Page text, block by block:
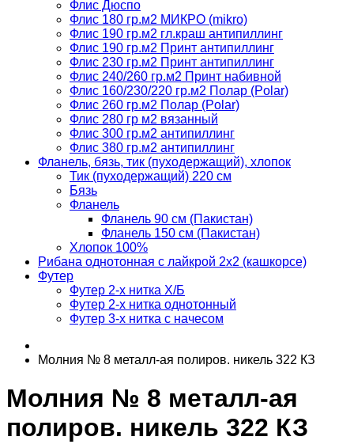
Флис Дюспо
Флис 180 гр.м2 МИКРО (mikro)
Флис 190 гр.м2 гл.краш антипиллинг
Флис 190 гр.м2 Принт антипиллинг
Флис 230 гр.м2 Принт антипиллинг
Флис 240/260 гр.м2 Принт набивной
Флис 160/230/220 гр.м2 Полар (Polar)
Флис 260 гр.м2 Полар (Polar)
Флис 280 гр м2 вязанный
Флис 300 гр.м2 антипиллинг
Флис 380 гр.м2 антипиллинг
Фланель, бязь, тик (пуходержащий), хлопок
Тик (пуходержащий) 220 см
Бязь
Фланель
Фланель 90 см (Пакистан)
Фланель 150 см (Пакистан)
Хлопок 100%
Рибана однотонная с лайкрой 2х2 (кашкорсе)
Футер
Футер 2-х нитка Х/Б
Футер 2-х нитка однотонный
Футер 3-х нитка с начесом
Молния № 8 металл-ая полиров. никель 322 КЗ
Молния № 8 металл-ая
полиров. никель 322 КЗ